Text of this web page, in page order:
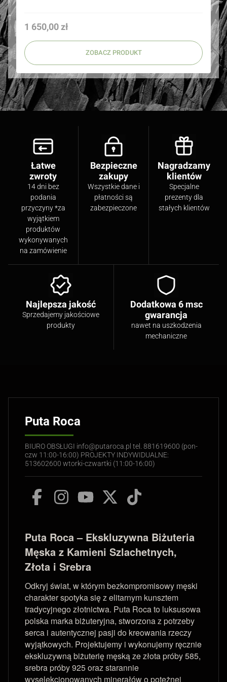
Cena
1 650,00 zł
ZOBACZ PRODUKT
Łatwe
zwroty
14 dni bez
podania
przyczyny *za
wyjątkiem
produktów
wykonywanych
na zamówienie
Bezpieczne
zakupy
Wszystkie dane i
płatności są
zabezpieczone
Nagradzamy
klientów
Specjalne
prezenty dla
stałych klientów
Najlepsza jakość
Sprzedajemy jakościowe
produkty
Dodatkowa 6 msc
gwarancja
nawet na uszkodzenia
mechaniczne
Puta Roca
BIURO OBSŁUGI info@putaroca.pl tel. 881619600 (pon-
czw 11:00-16:00) PROJEKTY INDYWIDUALNE:
513602600 wtorki-czwartki (11:00-16:00)
Puta Roca – Ekskluzywna Biżuteria
Męska z Kamieni Szlachetnych,
Złota i Srebra
Odkryj świat, w którym bezkompromisowy męski
charakter spotyka się z elitarnym kunsztem
tradycyjnego złotnictwa. Puta Roca to luksusowa
polska marka biżuteryjna, stworzona z potrzeby
serca i autentycznej pasji do kreowania rzeczy
wyjątkowych. Projektujemy i wykonujemy ręcznie
ekskluzywną biżuterię męską ze złota próby 585,
srebra próby 925 oraz starannie
wyselekcjonowanych minerałów o potężnej